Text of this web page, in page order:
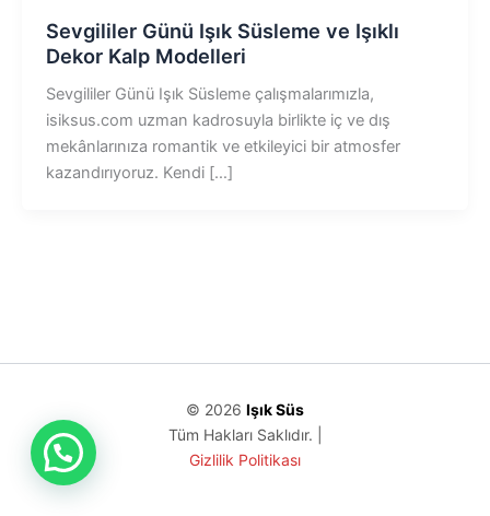
Sevgililer Günü Işık Süsleme ve Işıklı
Dekor Kalp Modelleri
Sevgililer Günü Işık Süsleme çalışmalarımızla,
isiksus.com uzman kadrosuyla birlikte iç ve dış
mekânlarınıza romantik ve etkileyici bir atmosfer
kazandırıyoruz. Kendi […]
© 2026 Işık Süs
Tüm Hakları Saklıdır. |
Gizlilik Politikası